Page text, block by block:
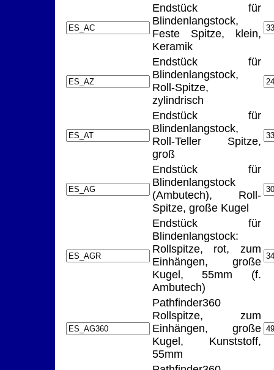
Endstück für
Blindenlangstock,
Feste Spitze, klein,
Keramik
Endstück für
Blindenlangstock,
Roll-Spitze,
zylindrisch
Endstück für
Blindenlangstock,
Roll-Teller Spitze,
groß
Endstück für
Blindenlangstock
(Ambutech), Roll-
Spitze, große Kugel
Endstück für
Blindenlangstock:
Rollspitze, rot, zum
Einhängen, große
Kugel, 55mm (f.
Ambutech)
Pathfinder360
Rollspitze, zum
Einhängen, große
Kugel, Kunststoff,
55mm